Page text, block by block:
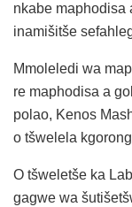
nkabe maphodisa
inamišitše
Mmoleledi wa
re maphodisa a
polao, Kenos
o tšwelela
O tšweletše ka
gagwe wa